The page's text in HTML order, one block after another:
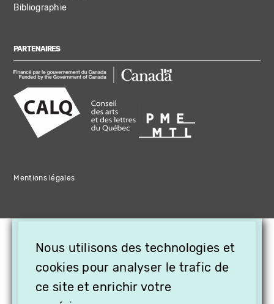
Bibliographie
PARTENAIRES
Mentions légales
Nous utilisons des technologies et
cookies pour analyser le trafic de
ce site et enrichir votre
OFFREZ LA VIDÉO EN
CADEAU, ABONNEZ VOS
PROCHES À VITHÈQUE !